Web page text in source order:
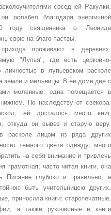
соседней Ракулки.
ослабел благодаря энергичной
году священника о. Леонида
свою на благо паствы.
прихода проживают в деревнях,
"Лупья", где есть церковно-
в лупьевском расколе
земли и мельницы. В ее доме две с
моленные: одна помещается в
По наследству от свекора,
ей досталось много книг,
откуда он вывез и старую веру.
расколе лицом из ряда других
темного цвета одежду, много
на себя внимание и привлечь
грамотная; часто читая книги, она
Писание глубоко и правильно, а
быть учительницею других.
приносила книги: старопечатные,
а также рукописные и книги